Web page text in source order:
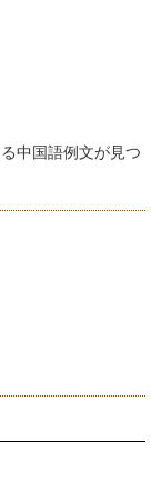
中国語例文が見つ